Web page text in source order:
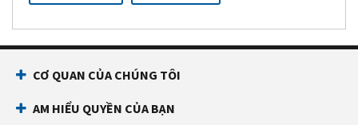
CƠ QUAN CỦA CHÚNG TÔI
AM HIỂU QUYỀN CỦA BẠN